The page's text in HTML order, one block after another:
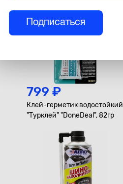
799 ₽
Клей-герметик водостойкий
"Турклей" "DoneDeal", 82гр
Подписаться